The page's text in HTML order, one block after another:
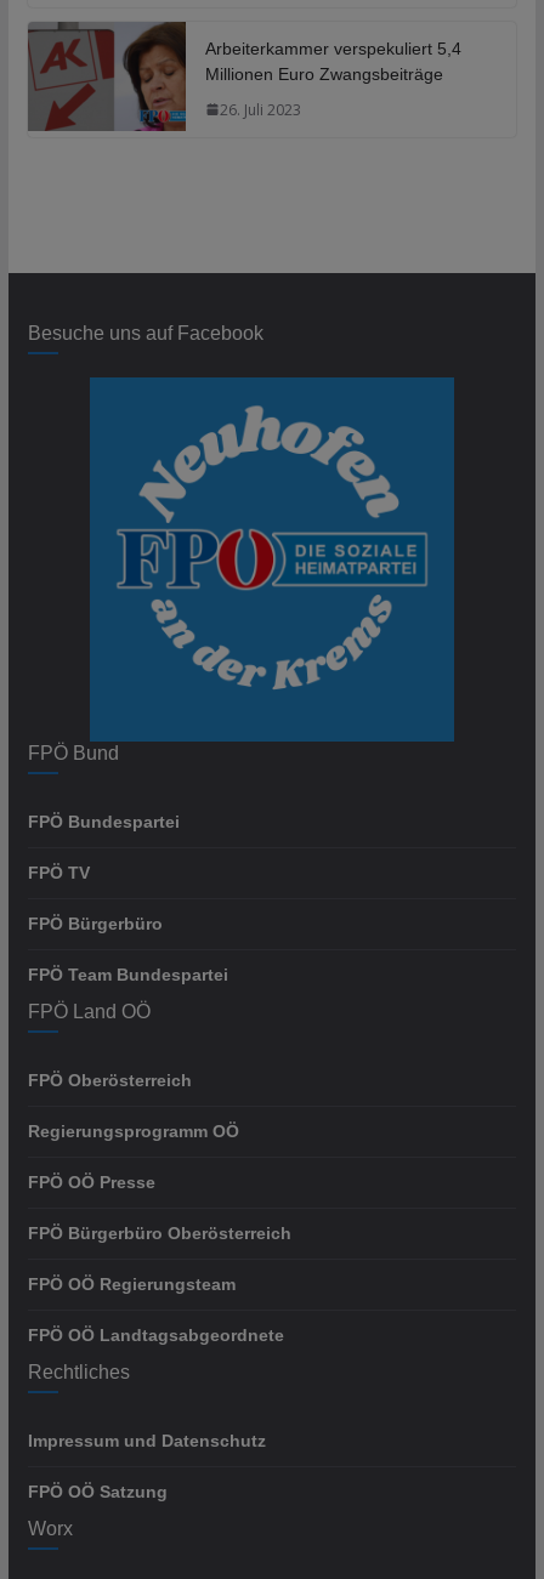
Arbeiterkammer verspekuliert 5,4
Millionen Euro Zwangsbeiträge
26. Juli 2023
Besuche uns auf Facebook
FPÖ Bund
FPÖ Bundespartei
FPÖ TV
FPÖ Bürgerbüro
FPÖ Team Bundespartei
FPÖ Land OÖ
FPÖ Oberösterreich
Regierungsprogramm OÖ
FPÖ OÖ Presse
FPÖ Bürgerbüro Oberösterreich
FPÖ OÖ Regierungsteam
FPÖ OÖ Landtagsabgeordnete
Rechtliches
Impressum und Datenschutz
FPÖ OÖ Satzung
Worx